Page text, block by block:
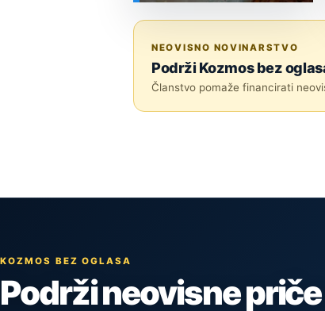
NEOVISNO NOVINARSTVO
Podrži Kozmos bez
Članstvo pomaže financirati
KOZMOS BEZ OGLASA
Podrži neovisne